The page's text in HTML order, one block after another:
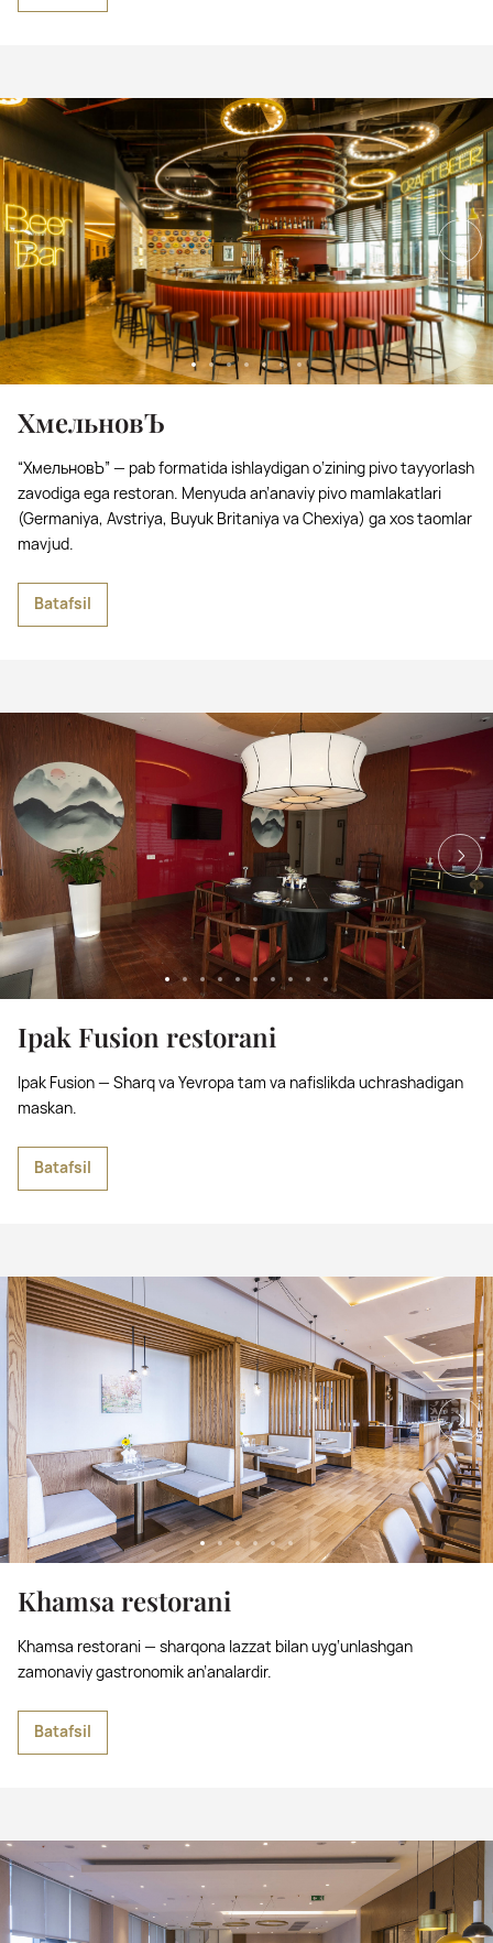
ХмельновЪ
“ХмельновЪ” — pab formatida ishlaydigan o‘zining pivo tayyorlash
zavodiga ega restoran. Menyuda an’anaviy pivo mamlakatlari
(Germaniya, Avstriya, Buyuk Britaniya va Chexiya) ga xos taomlar
mavjud.
Batafsil
Ipak Fusion restorani
Ipak Fusion — Sharq va Yevropa tam va nafislikda uchrashadigan
maskan.
Batafsil
Khamsa restorani
Khamsa restorani — sharqona lazzat bilan uyg‘unlashgan
zamonaviy gastronomik an’analardir.
Batafsil